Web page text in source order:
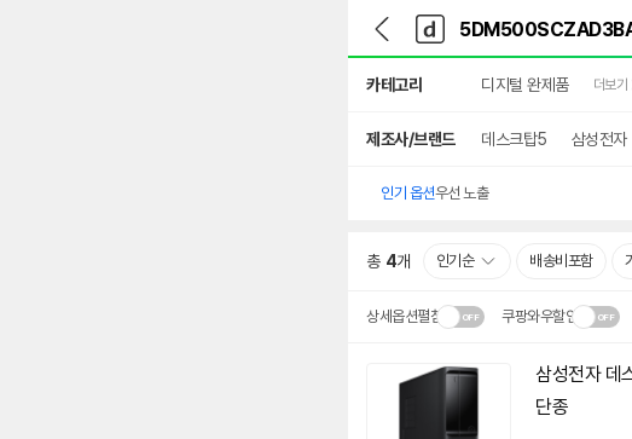
다
나
와
가
기
다
와
메
인
카테고리 디지털 완제품 더보기
제조사/브랜드 데스크탑5 삼성전자
인기 옵션우선 노출
총 4개 인기순 배송비포함
상세옵션펼침 쿠팡와우할인
설치 환경·지역에 따라
배송·설치비가 달라집니다.
기
삼성전자
단종